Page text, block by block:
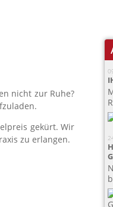
nicht zur Ruhe?
gekürt. Wir
zu erlangen.